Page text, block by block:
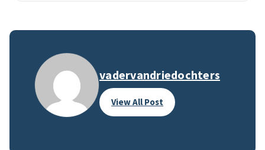
vadervandriedochters
View All Post